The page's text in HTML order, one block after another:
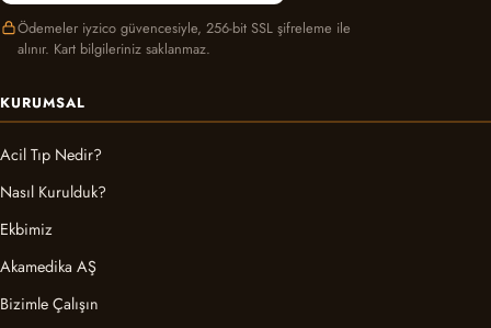
Ödemeler iyzico güvencesiyle, 256-bit SSL şifreleme ile
alınır. Kart bilgileriniz saklanmaz.
KURUMSAL
Acil Tıp Nedir?
Nasıl Kurulduk?
Ekbimiz
Akamedika AŞ
Bizimle Çalışın